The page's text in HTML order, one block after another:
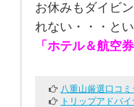
お休みもダイビ
れない・・・と
「ホテル＆航空
八重山厳選口コ
トリップアドバイ